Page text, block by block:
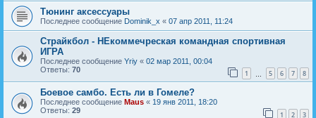
Тюнинг аксессуары
Последнее сообщение Dominik_x « 07 апр 2011, 11:24
Страйкбол - НЕкоммечреская командная спортивная
ИГРА
Последнее сообщение Yriy « 02 мар 2011, 00:04
Ответы: 70 1 5 6 7 8
Боевое самбо. Есть ли в Гомеле?
Последнее сообщение Maus « 19 янв 2011, 18:20
Ответы: 29 1 2 3